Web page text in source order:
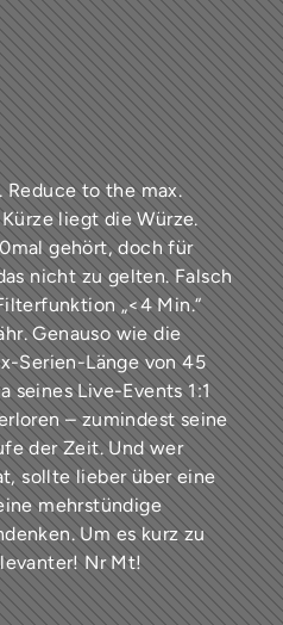
Reduce to the max.
liegt die Würze.
gehört, doch für
nicht zu gelten. Falsch
„<4 Min.“
Genauso wie die
Serien-Länge von 45
seines Live-Events 1:1
– zumindest seine
der Zeit. Und wer
sollte lieber über eine
mehrstündige
Um es kurz zu
Nr Mt!